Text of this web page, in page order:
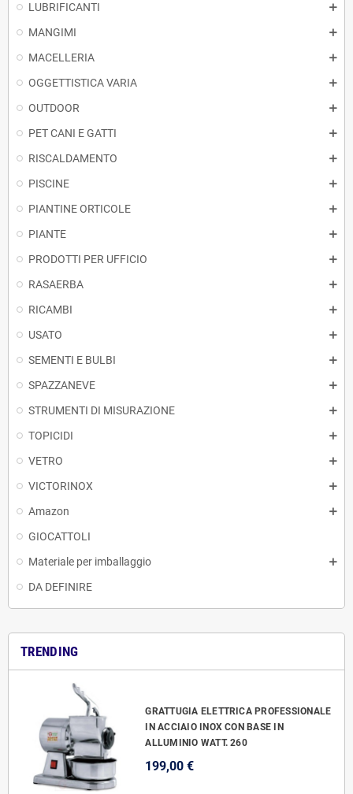
LUBRIFICANTI
MANGIMI
MACELLERIA
OGGETTISTICA VARIA
OUTDOOR
PET CANI E GATTI
RISCALDAMENTO
PISCINE
PIANTINE ORTICOLE
PIANTE
PRODOTTI PER UFFICIO
RASAERBA
RICAMBI
USATO
SEMENTI E BULBI
SPAZZANEVE
STRUMENTI DI MISURAZIONE
TOPICIDI
VETRO
VICTORINOX
Amazon
GIOCATTOLI
Materiale per imballaggio
DA DEFINIRE
TRENDING
GRATTUGIA ELETTRICA PROFESSIONALE
IN ACCIAIO INOX CON BASE IN
ALLUMINIO WATT. 260
199,00 €